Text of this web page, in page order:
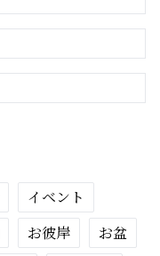
イベント
お彼岸
お盆